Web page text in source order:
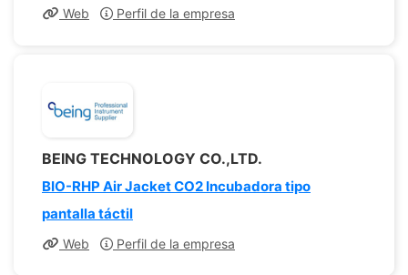
Web Perfil de la empresa
BEING TECHNOLOGY CO.,LTD.
BIO-RHP Air Jacket CO2 Incubadora tipo
pantalla táctil
Web Perfil de la empresa